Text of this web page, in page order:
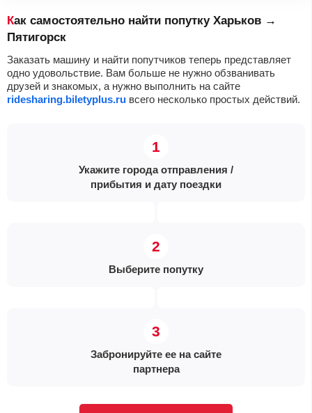
Как самостоятельно найти попутку Харьков →
Пятигорск
Заказать машину и найти попутчиков теперь представляет
одно удовольствие. Вам больше не нужно обзванивать
друзей и знакомых, а нужно выполнить на сайте
ridesharing.biletyplus.ru всего несколько простых действий.
Укажите города отправления /
прибытия и дату поездки
Выберите попутку
Забронируйте ее на сайте
партнера